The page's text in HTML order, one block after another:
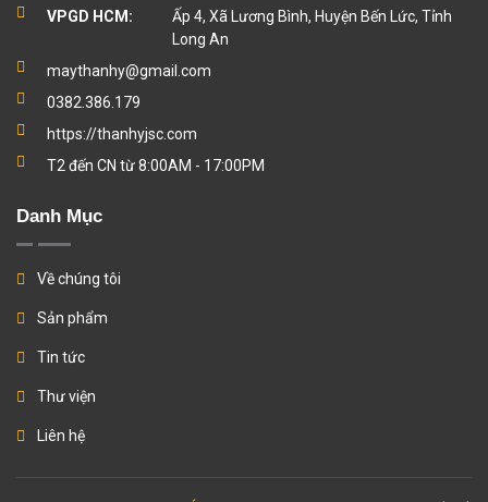
VPGD HCM:
Ấp 4, Xã Lương Bình, Huyện Bến Lức, Tỉnh
Long An
maythanhy@gmail.com
0382.386.179
https://thanhyjsc.com
T2 đến CN từ 8:00AM - 17:00PM
Danh Mục
Về chúng tôi
Sản phẩm
Tin tức
Thư viện
Liên hệ